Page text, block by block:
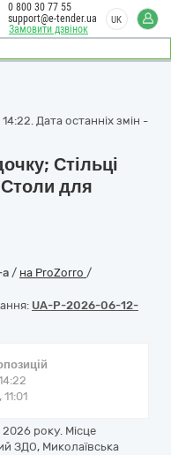
Замовити дзвінок
0 800 30 77 55
support@e-tender.ua
UK
Дата останніх змін -
Стільці
для
/ на ProZorro /
UA-P-2026-06-12-
року. Місце
ЗДО, Миколаївська